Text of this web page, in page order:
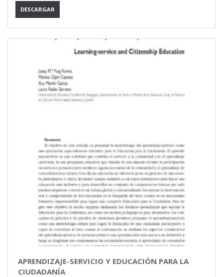
DESCARGAR
APRENDIZAJE-SERVICIO Y EDUCACIÓN PARA LA
CIUDADANÍA